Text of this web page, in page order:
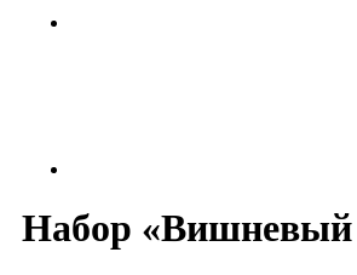
Набор «Вишневый